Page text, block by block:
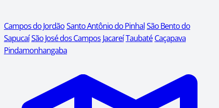
Campos do JordãoSanto Antônio do PinhalSão Bento do
SapucaíSão José dos Campos JacareíTaubaté Caçapava
Pindamonhangaba